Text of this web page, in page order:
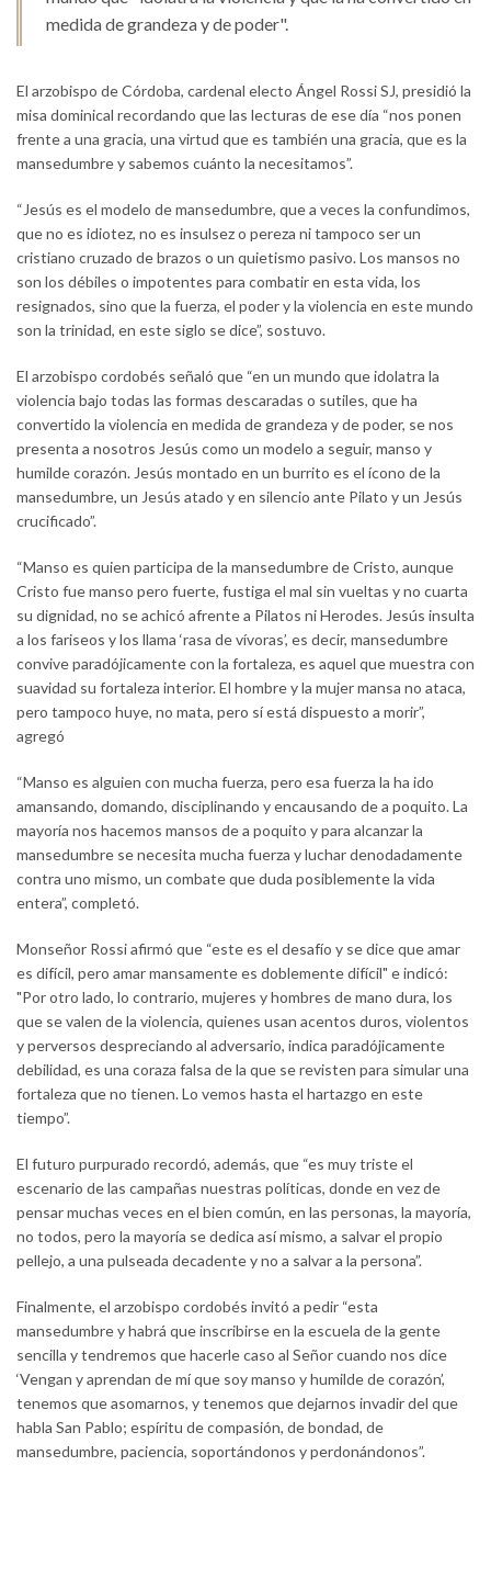
medida de grandeza y de poder".
El arzobispo de Córdoba, cardenal electo Ángel Rossi SJ, presidió la
misa dominical recordando que las lecturas de ese día “nos ponen
frente a una gracia, una virtud que es también una gracia, que es la
mansedumbre y sabemos cuánto la necesitamos”.
“Jesús es el modelo de mansedumbre, que a veces la confundimos,
que no es idiotez, no es insulsez o pereza ni tampoco ser un
cristiano cruzado de brazos o un quietismo pasivo. Los mansos no
son los débiles o impotentes para combatir en esta vida, los
resignados, sino que la fuerza, el poder y la violencia en este mundo
son la trinidad, en este siglo se dice”, sostuvo.
El arzobispo cordobés señaló que “en un mundo que idolatra la
violencia bajo todas las formas descaradas o sutiles, que ha
convertido la violencia en medida de grandeza y de poder, se nos
presenta a nosotros Jesús como un modelo a seguir, manso y
humilde corazón. Jesús montado en un burrito es el ícono de la
mansedumbre, un Jesús atado y en silencio ante Pilato y un Jesús
crucificado”.
“Manso es quien participa de la mansedumbre de Cristo, aunque
Cristo fue manso pero fuerte, fustiga el mal sin vueltas y no cuarta
su dignidad, no se achicó afrente a Pilatos ni Herodes. Jesús insulta
a los fariseos y los llama ‘rasa de vívoras’, es decir, mansedumbre
convive paradójicamente con la fortaleza, es aquel que muestra con
suavidad su fortaleza interior. El hombre y la mujer mansa no ataca,
pero tampoco huye, no mata, pero sí está dispuesto a morir”,
agregó
“Manso es alguien con mucha fuerza, pero esa fuerza la ha ido
amansando, domando, disciplinando y encausando de a poquito. La
mayoría nos hacemos mansos de a poquito y para alcanzar la
mansedumbre se necesita mucha fuerza y luchar denodadamente
contra uno mismo, un combate que duda posiblemente la vida
entera”, completó.
Monseñor Rossi afirmó que “este es el desafío y se dice que amar
es difícil, pero amar mansamente es doblemente difícil" e indicó:
"Por otro lado, lo contrario, mujeres y hombres de mano dura, los
que se valen de la violencia, quienes usan acentos duros, violentos
y perversos despreciando al adversario, indica paradójicamente
debilidad, es una coraza falsa de la que se revisten para simular una
fortaleza que no tienen. Lo vemos hasta el hartazgo en este
tiempo”.
El futuro purpurado recordó, además, que “es muy triste el
escenario de las campañas nuestras políticas, donde en vez de
pensar muchas veces en el bien común, en las personas, la mayoría,
no todos, pero la mayoría se dedica así mismo, a salvar el propio
pellejo, a una pulseada decadente y no a salvar a la persona”.
Finalmente, el arzobispo cordobés invitó a pedir “esta
mansedumbre y habrá que inscribirse en la escuela de la gente
sencilla y tendremos que hacerle caso al Señor cuando nos dice
‘Vengan y aprendan de mí que soy manso y humilde de corazón’,
tenemos que asomarnos, y tenemos que dejarnos invadir del que
habla San Pablo; espíritu de compasión, de bondad, de
mansedumbre, paciencia, soportándonos y perdonándonos”.